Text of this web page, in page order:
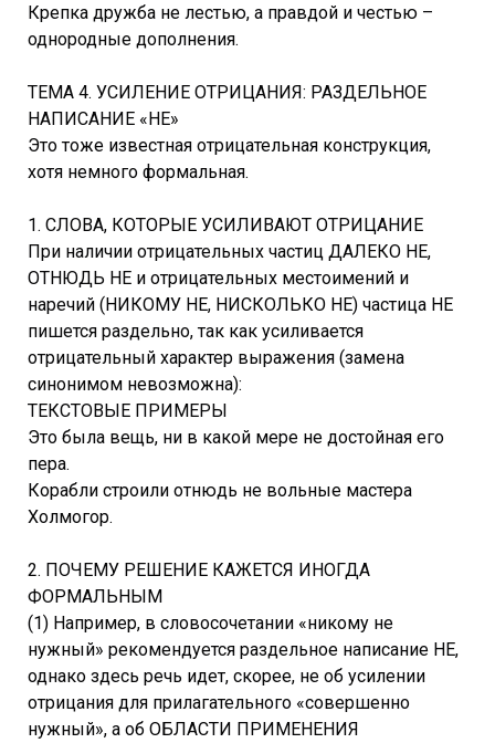
Крепка дружба не лестью, а правдой и честью –
однородные дополнения.
ТЕМА 4. УСИЛЕНИЕ ОТРИЦАНИЯ: РАЗДЕЛЬНОЕ
НАПИСАНИЕ «НЕ»
Это тоже известная отрицательная конструкция,
хотя немного формальная.
1. СЛОВА, КОТОРЫЕ УСИЛИВАЮТ ОТРИЦАНИЕ
При наличии отрицательных частиц ДАЛЕКО НЕ,
ОТНЮДЬ НЕ и отрицательных местоимений и
наречий (НИКОМУ НЕ, НИСКОЛЬКО НЕ) частица НЕ
пишется раздельно, так как усиливается
отрицательный характер выражения (замена
синонимом невозможна):
ТЕКСТОВЫЕ ПРИМЕРЫ
Это была вещь, ни в какой мере не достойная его
пера.
Корабли строили отнюдь не вoльныe мастера
Холмогор.
2. ПОЧЕМУ РЕШЕНИЕ КАЖЕТСЯ ИНОГДА
ФОРМАЛЬНЫМ
(1) Например, в словосочетании «никому не
нужный» рекомендуется раздельное написание НЕ,
однако здесь речь идет, скорее, не об усилении
отрицания для прилагательного «совершенно
нужный», а об ОБЛАСТИ ПРИМЕНЕНИЯ